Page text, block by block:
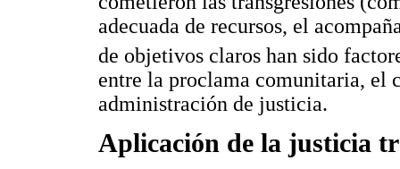
adecuada de recursos, el
de objetivos claros han sido
entre la proclama comunitaria, el
administración de justicia.
Aplicación de la justicia